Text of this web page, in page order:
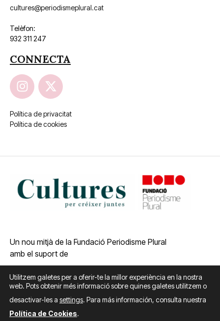
cultures@periodismeplural.cat
Telèfon:
932 311 247
CONNECTA
Política de privacitat
Política de cookies
Un nou mitjà de la Fundació Periodisme Plural
amb el suport de
Utilitzem galetes per a oferir-te la millor experiència en la nostra
web. Pots obtenir més informació sobre quines galetes utilitzem o
desactivar-les a settings. Para más información, consulta nuestra
Política de Cookies.